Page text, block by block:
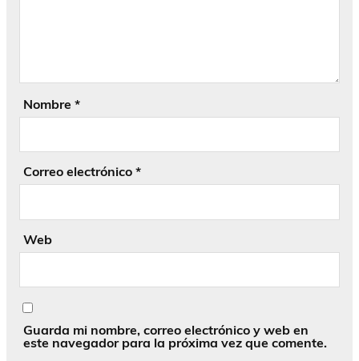
Nombre *
Correo electrónico *
Web
Guarda mi nombre, correo electrónico y web en
este navegador para la próxima vez que comente.